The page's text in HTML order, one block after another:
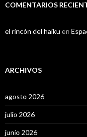
COMENTARIOS
el rincón del haiku en
ARCHIVOS
agosto 2026
julio 2026
junio 2026